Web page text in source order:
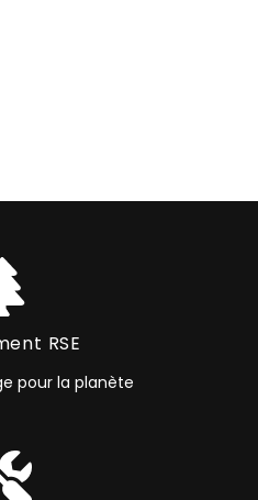
RSE
pour la planète